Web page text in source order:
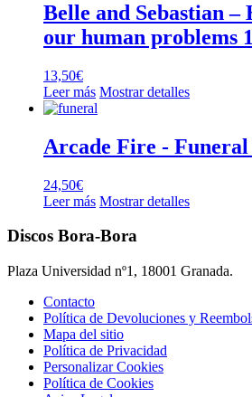
Belle and Sebastian –
our human problems
13,50€
Leer más Mostrar detalles
Arcade Fire ‎-
24,50€
Leer más Mostrar detalles
Discos Bora-Bora
Plaza Universidad nº1, 18001 Granada.
Contacto
Política de Devoluciones y
Mapa del sitio
Política de Privacidad
Personalizar Cookies
Política de Cookies